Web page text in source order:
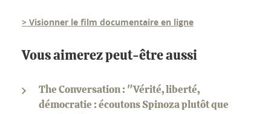
> Visionner le film documentaire en ligne
Vous aimerez peut-être aussi
The Conversation : "Vérité, liberté,
démocratie : écoutons Spinoza plutôt que